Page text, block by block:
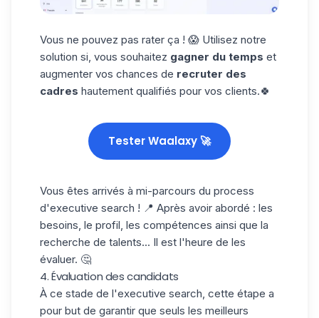
Vous ne pouvez pas rater ça ! 😱 Utilisez notre
solution si, vous souhaitez gagner du temps et
augmenter vos chances de recruter des
cadres hautement qualifiés pour vos clients.🍀
Tester Waalaxy 🚀
Vous êtes arrivés à mi-parcours du process
d'executive search ! 📍 Après avoir abordé : les
besoins, le profil, les compétences ainsi que la
recherche de talents... Il est l'heure de les
évaluer. 🤔
4. Évaluation des candidats
À ce stade de l'executive search, cette étape a
pour but de garantir que seuls les meilleurs